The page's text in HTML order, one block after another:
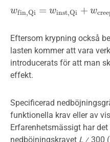
wfin,Qi = winst,Qi + wcree
wfn Qi= wi nst,Qi +w cre ep,Qi
Eftersom krypning också
lasten kommer att vara
introducerats för att man
effekt.
Specificerad
funktionella krav eller av
Erfarenhetsmässigt har
nedböjningskravet L ⁄ 300 (